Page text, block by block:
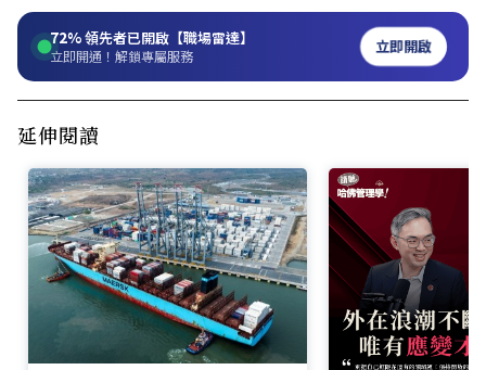
72%領先者已開啟【職場雷達】
立即開通！解鎖專屬服務 立即開啟
延伸閱讀